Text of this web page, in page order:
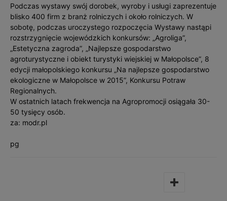
Podczas wystawy swój dorobek, wyroby i usługi zaprezentuje
blisko 400 firm z branż rolniczych i około rolniczych. W
sobotę, podczas uroczystego rozpoczęcia Wystawy nastąpi
rozstrzygnięcie wojewódzkich konkursów: „Agroliga”,
„Estetyczna zagroda”, „Najlepsze gospodarstwo
agroturystyczne i obiekt turystyki wiejskiej w Małopolsce”, 8
edycji małopolskiego konkursu „Na najlepsze gospodarstwo
ekologiczne w Małopolsce w 2015”, Konkursu Potraw
Regionalnych.
W ostatnich latach frekwencja na Agropromocji osiągała 30-
50 tysięcy osób.
za: modr.pl
pg